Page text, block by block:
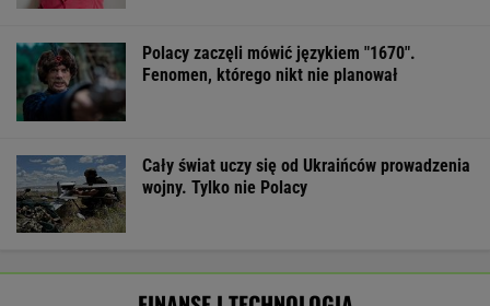
Polacy zaczęli mówić językiem "1670".
Fenomen, którego nikt nie planował
Cały świat uczy się od Ukraińców prowadzenia
wojny. Tylko nie Polacy